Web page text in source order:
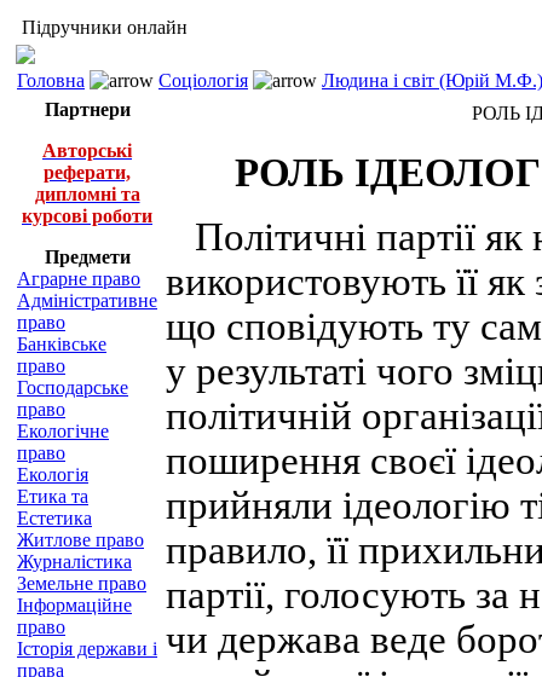
Підручники онлайн
Головна Соціологія
Людина і світ (Юрій М.Ф.)
Партнери
Авторські
реферати,
дипломні та
курсові роботи
Предмети
Аграрне право
Адміністративне
право
Банківське
право
Господарське
право
Екологічне
право
Екологія
Етика та
Естетика
Житлове право
Журналістика
Земельне право
Інформаційне
право
Історія держави і
права
РОЛЬ
РОЛЬ
Політичні партії як
використовують її
що сповідують ту
у результаті чого
політичній
поширення своєї
прийняли ідеологію
правило, її
партії, голосують за
чи держава веде